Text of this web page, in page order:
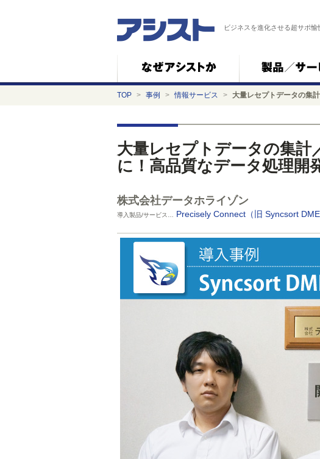
ビジネスを進化させる超サポ愉
TOP > 事例 > 情報サービス > 大量レセプトデータの集
大量レセプトデータの集計
に！高品質なデータ処理開
株式会社データホライゾン
導入製品/サービス… Precisely Connect（旧 Syncsort